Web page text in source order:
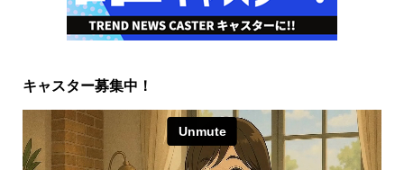
キャスター募集中！